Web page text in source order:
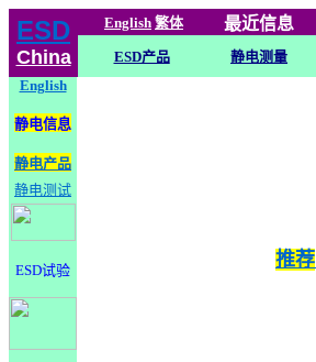
ESD
China
English 繁体 最近信息
ESD产品 静电测量
English
静电信息
静电产品
静电测试
ESD试验 推荐